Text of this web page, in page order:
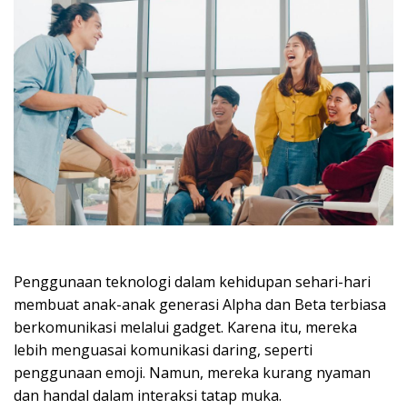
Penggunaan teknologi dalam kehidupan sehari-hari
membuat anak-anak generasi Alpha dan Beta terbiasa
berkomunikasi melalui gadget. Karena itu, mereka
lebih menguasai komunikasi daring, seperti
penggunaan emoji. Namun, mereka kurang nyaman
dan handal dalam interaksi tatap muka.